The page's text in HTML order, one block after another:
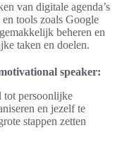
van digitale agenda’s
tools zoals Google
beheren en
taken en doelen.
speaker:
tot persoonlijke
en jezelf te
stappen zetten